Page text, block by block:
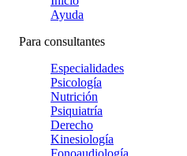
Ayuda
Para consultantes
Especialidades
Psicología
Nutrición
Psiquiatría
Derecho
Kinesiología